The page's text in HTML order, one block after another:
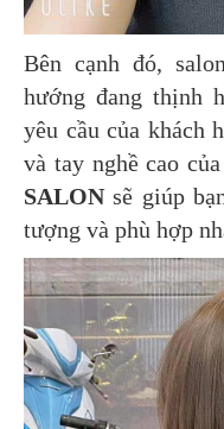
Bên cạnh đó,
hướng đang thịnh
yêu cầu của khách
và tay nghề cao
SALONsẽ giúp
tượng và phù hợp